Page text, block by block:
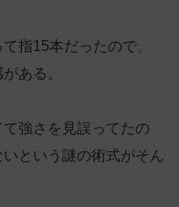
指15本だったので、
ある。
強さを見誤ってたの
という謎の術式がそん